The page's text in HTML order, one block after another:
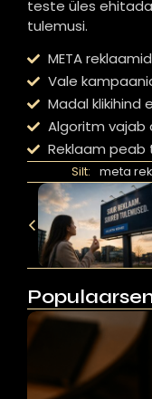
teste üles
tulemusi.
META
Vale
Madal klikihind
Algoritm vajab
Reklaam
Silt: meta